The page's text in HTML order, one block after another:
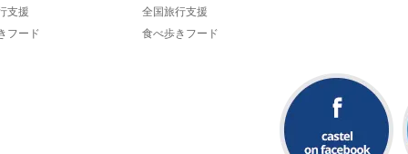
支援
フード
全国旅行支援
食べ歩きフード